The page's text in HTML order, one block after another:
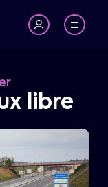
libre